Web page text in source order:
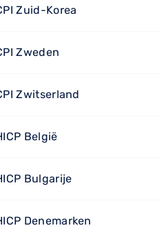
Zuid-Korea
Zweden
Zwitserland
België
Bulgarije
Denemarken